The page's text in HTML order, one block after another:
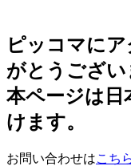
ピッコマに
がとうござい
本ページは日
けます。
お問い合わせはこち